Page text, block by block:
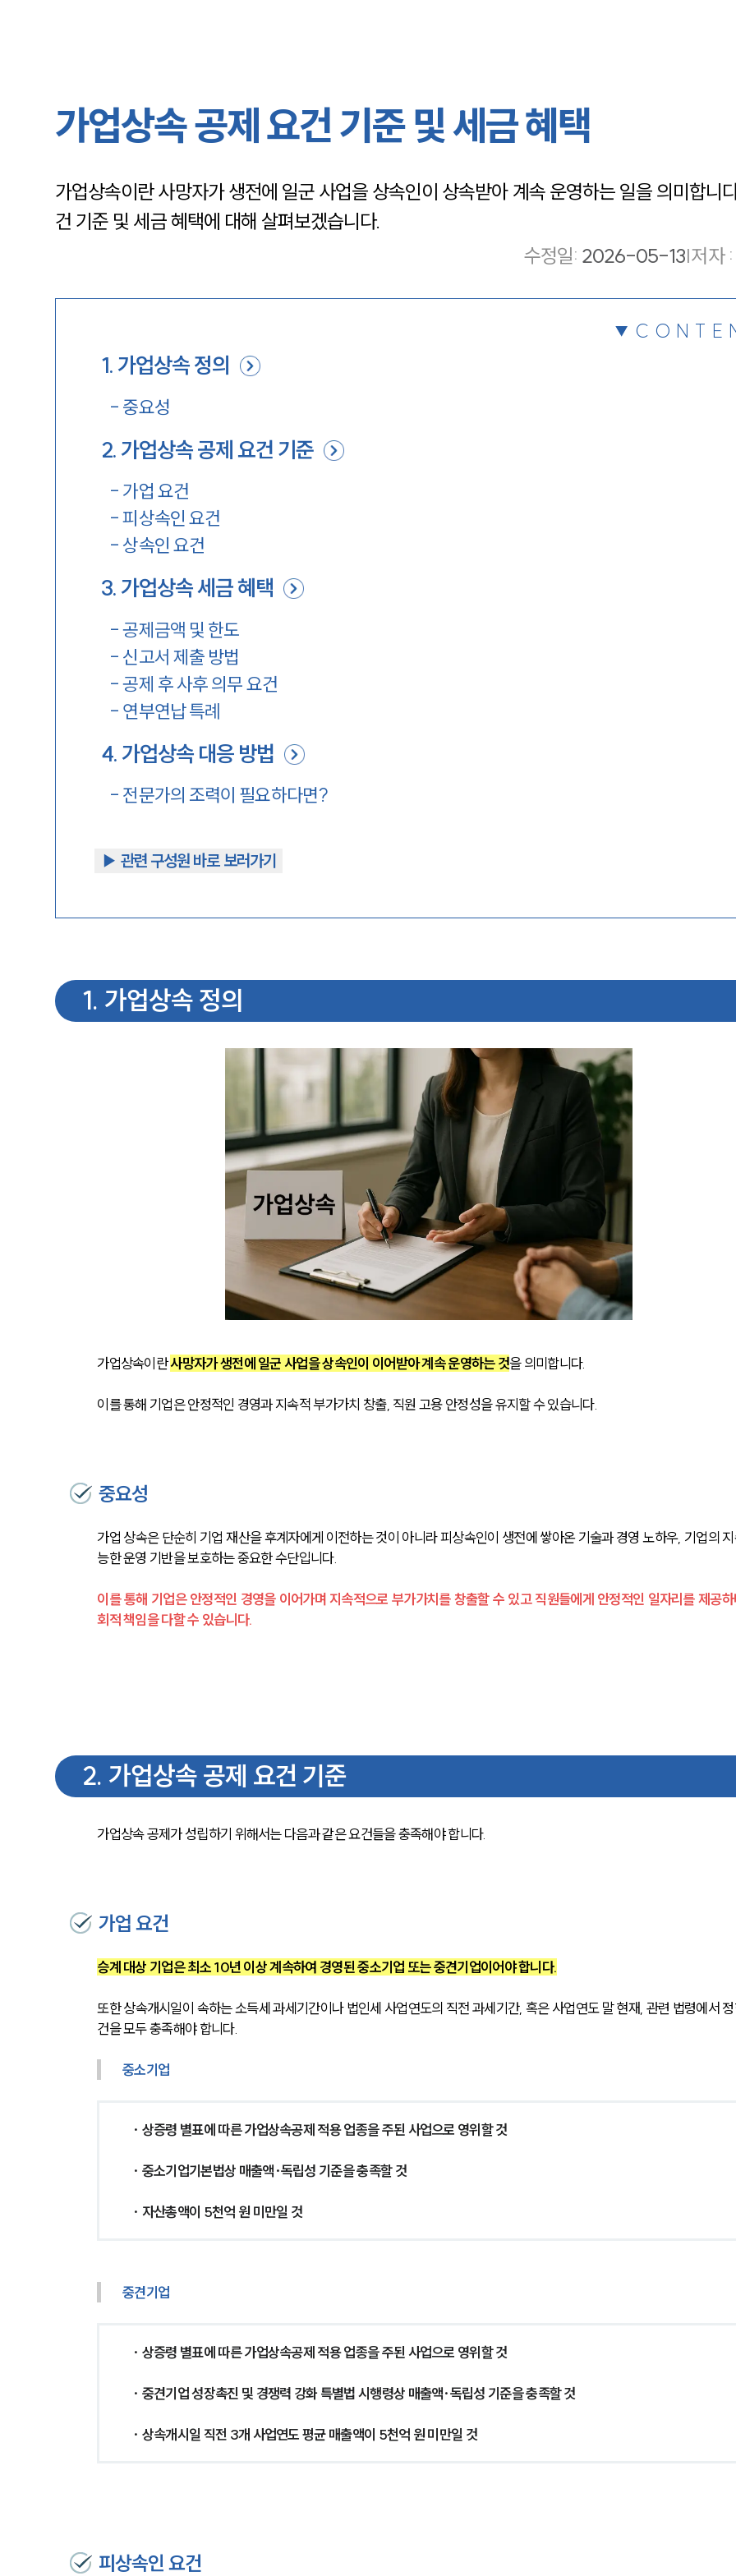
가업상속 공제 요건 기준 및 세금 혜택
가업상속이란 사망자가 생전에 일군 사업을 상속인이 상속받아 계속 운영하는 일을 의미합니
건 기준 및 세금 혜택에 대해 살펴보겠습니다.
수정일: 2026-05-13|저자 :
1. 가업상속 정의
- 중요성
2. 가업상속 공제 요건 기준
- 가업 요건
-피상속인 요건
- 상속인 요건
3. 가업상속 세금 혜택
-공제금액 및 한도
- 신고서 제출 방법
-공제 후 사후 의무 요건
- 연부연납 특례
4. 가업상속 대응 방법
- 전문가의 조력이 필요하다면?
▶︎ 관련 구성원 바로 보러가기
1. 가업상속 정의
가업상속이란 사망자가 생전에 일군 사업을 상속인이 이어받아 계속 운영하는 것을 의미합니다.
이를 통해 기업은 안정적인 경영과 지속적 부가가치 창출, 직원 고용 안정성을 유지할 수 있습니다.
중요성
가업 상속은 단순히 기업 재산을 후계자에게 이전하는 것이 아니라 피상속인이 생전에 쌓아온 기술과 경영 노하우, 기업의
능한 운영 기반을 보호하는 중요한 수단입니다.
이를 통해 기업은 안정적인 경영을 이어가며 지속적으로 부가가치를 창출할 수 있고 직원들에게 안정적인 일자리를 제공
회적 책임을 다할 수 있습니다.
2. 가업상속 공제 요건 기준
가업상속 공제가 성립하기 위해서는 다음과 같은 요건들을 충족해야 합니다.
가업 요건
승계 대상 기업은 최소 10년 이상 계속하여 경영된 중소기업 또는 중견기업이어야 합니다.
또한 상속개시일이 속하는 소득세 과세기간이나 법인세 사업연도의 직전 과세기간, 혹은 사업연도 말 현재, 관련 법령에서
건을 모두 충족해야 합니다.
중소기업
· 상증령 별표에 따른 가업상속공제 적용 업종을 주된 사업으로 영위할 것
· 중소기업기본법상 매출액·독립성 기준을 충족할 것
· 자산총액이 5천억 원 미만일 것
중견기업
· 상증령 별표에 따른 가업상속공제 적용 업종을 주된 사업으로 영위할 것
· 중견기업 성장촉진 및 경쟁력 강화 특별법 시행령상 매출액·독립성 기준을 충족할 것
· 상속개시일 직전 3개 사업연도 평균 매출액이 5천억 원 미만일 것
피상속인 요건